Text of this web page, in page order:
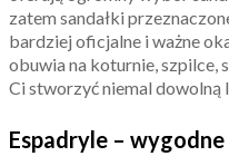
zatem sandałki
bardziej oficjalne i ważne
obuwia na koturnie, szpilce,
Ci stworzyć niemal dowolną
Espadryle –